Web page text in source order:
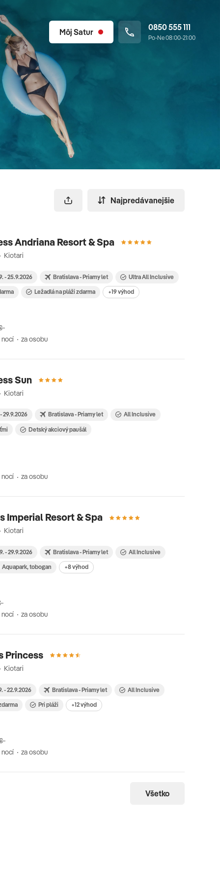
Môj Satur 0850 555 111
Po-Ne 08:00-21:00
Najpredávanejšie
Andriana Resort & Spa
Kiotari
- 25.9.2026 Bratislava - Priamy let Ultra All Inclusive
Ležadlá na pláži zdarma +19 výhod
nocí za osobu
Sun
Kiotari
29.9.2026 Bratislava - Priamy let All Inclusive
Detský akciový paušál
nocí za osobu
Imperial Resort & Spa
Kiotari
- 29.9.2026 Bratislava - Priamy let All Inclusive
Aquapark, tobogan +8 výhod
nocí za osobu
Princess
Kiotari
- 22.9.2026 Bratislava - Priamy let All Inclusive
Pri pláži +12 výhod
nocí za osobu
Všetko